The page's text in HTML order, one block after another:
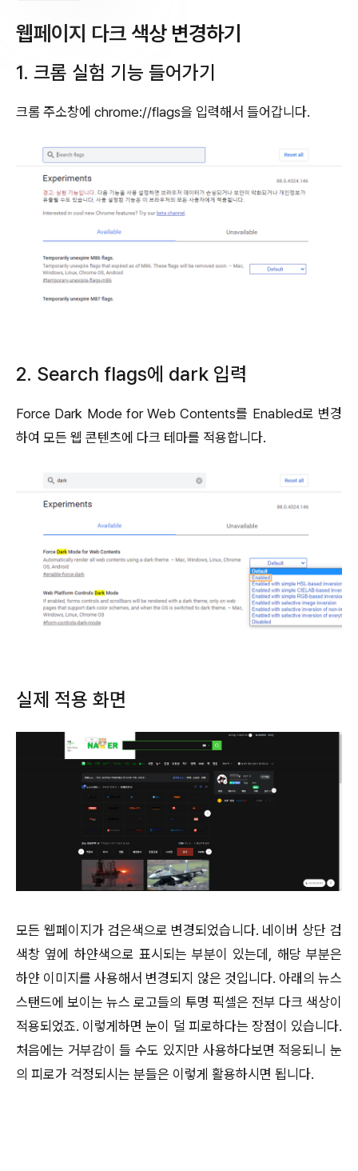
웹페이지 다크 색상 변경하기
1. 크롬 실험 기능 들어가기
크롬 주소창에 chrome://flags을 입력해서 들어갑니다.
2. Search flags에 dark 입력
Force Dark Mode for Web Contents를 Enabled로 변경
하여 모든 웹 콘텐츠에 다크 테마를 적용합니다.
실제 적용 화면
모든 웹페이지가 검은색으로 변경되었습니다. 네이버 상단 검
색창 옆에 하얀색으로 표시되는 부분이 있는데, 해당 부분은
하얀 이미지를 사용해서 변경되지 않은 것입니다. 아래의 뉴스
스탠드에 보이는 뉴스 로고들의 투명 픽셀은 전부 다크 색상이
적용되었죠. 이렇게하면 눈이 덜 피로하다는 장점이 있습니다.
처음에는 거부감이 들 수도 있지만 사용하다보면 적응되니 눈
의 피로가 걱정되시는 분들은 이렇게 활용하시면 됩니다.